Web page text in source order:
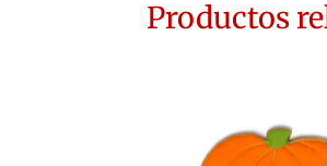
Productos